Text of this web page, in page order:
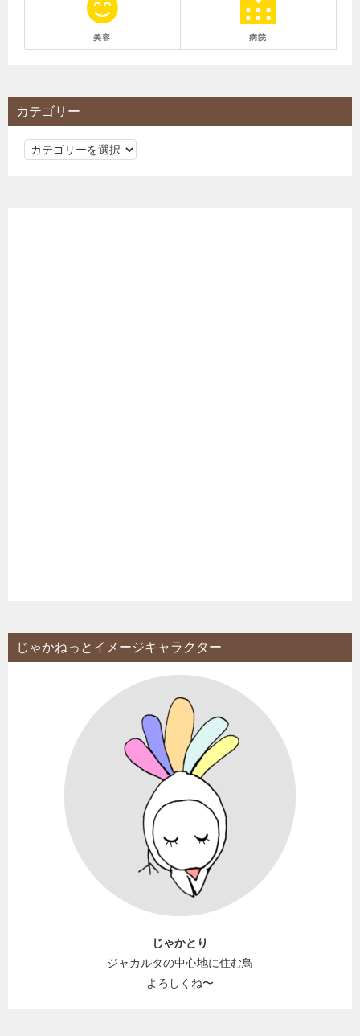
美容 病院
カテゴリー
カ
じゃかねっとイメージキャラクター
じゃかとり
ジャカルタの中心地に住む鳥
よろしくね〜